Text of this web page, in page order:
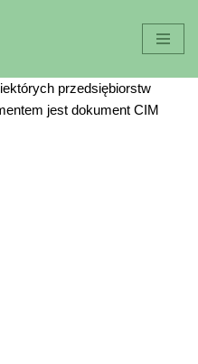
przedsiębiorstw
jest dokument CIM